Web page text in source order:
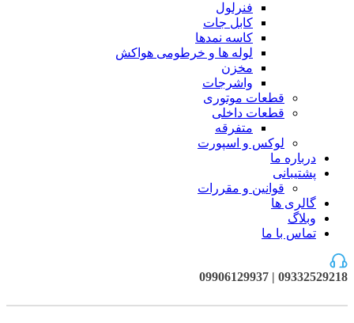
فنرلول
کابل جات
کاسه نمدها
لوله ها و خرطومی هواکش
مخزن
واشرجات
قطعات موتوری
قطعات داخلی
متفرقه
لوکس و اسپورت
درباره ما
پشتیبانی
قوانین و مقررات
گالری ها
وبلاگ
تماس با ما
09332529218 | 09906129937